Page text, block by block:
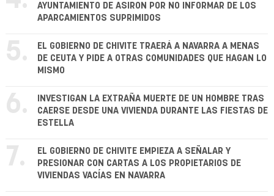
AYUNTAMIENTO DE ASIRON POR NO INFORMAR DE LOS
APARCAMIENTOS SUPRIMIDOS
5.
EL GOBIERNO DE CHIVITE TRAERÁ A NAVARRA A MENAS
DE CEUTA Y PIDE A OTRAS COMUNIDADES QUE HAGAN LO
MISMO
6.
INVESTIGAN LA EXTRAÑA MUERTE DE UN HOMBRE TRAS
CAERSE DESDE UNA VIVIENDA DURANTE LAS FIESTAS DE
ESTELLA
7.
EL GOBIERNO DE CHIVITE EMPIEZA A SEÑALAR Y
PRESIONAR CON CARTAS A LOS PROPIETARIOS DE
VIVIENDAS VACÍAS EN NAVARRA